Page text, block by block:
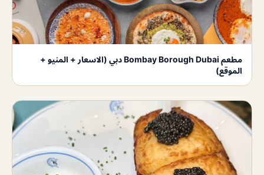
مطعم Bombay Borough Dubai دبي (الاسعار + المنيو +
الموقع)